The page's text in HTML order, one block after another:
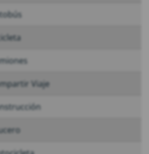
Viaje